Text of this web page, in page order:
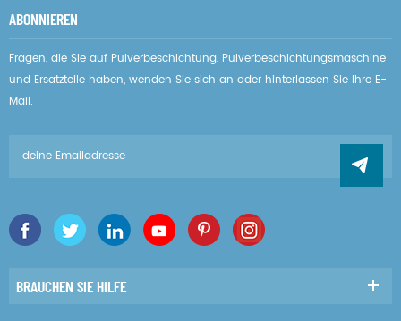
ABONNIEREN
Fragen, die Sie auf Pulverbeschichtung, Pulverbeschichtungsmaschine
und Ersatzteile haben, wenden Sie sich an oder hinterlassen Sie Ihre E-
Mail.
BRAUCHEN SIE HILFE